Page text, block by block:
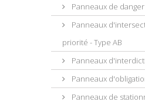
Panneaux de
Panneaux
priorité - Type AB
Panneaux
Panneaux
Panneaux de